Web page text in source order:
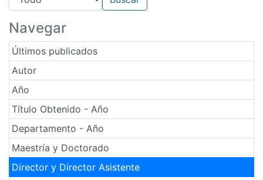
Navegar
Últimos publicados
Autor
Año
Título Obtenido - Año
Departamento - Año
Maestría y Doctorado
Director y Director Asistente